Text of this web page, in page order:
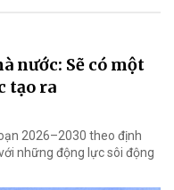
nước: Sẽ có một
tạo ra
2026–2030 theo định
những động lực sôi động